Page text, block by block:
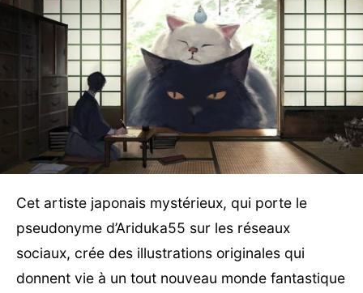
Cet artiste japonais mystérieux, qui porte le
pseudonyme d’Ariduka55 sur les réseaux
sociaux, crée des illustrations originales qui
donnent vie à un tout nouveau monde fantastique